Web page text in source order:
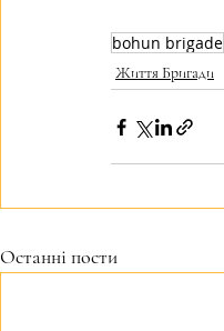
bohun brigade
Життя Бригади
Останні пости